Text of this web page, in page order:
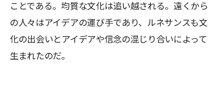
ことである。均質な文化は追い越される。遠くから
の人々はアイデアの運び手であり、ルネサンスも文
化の出会いとアイデアや信念の混じり合いによって
生まれたのだ。